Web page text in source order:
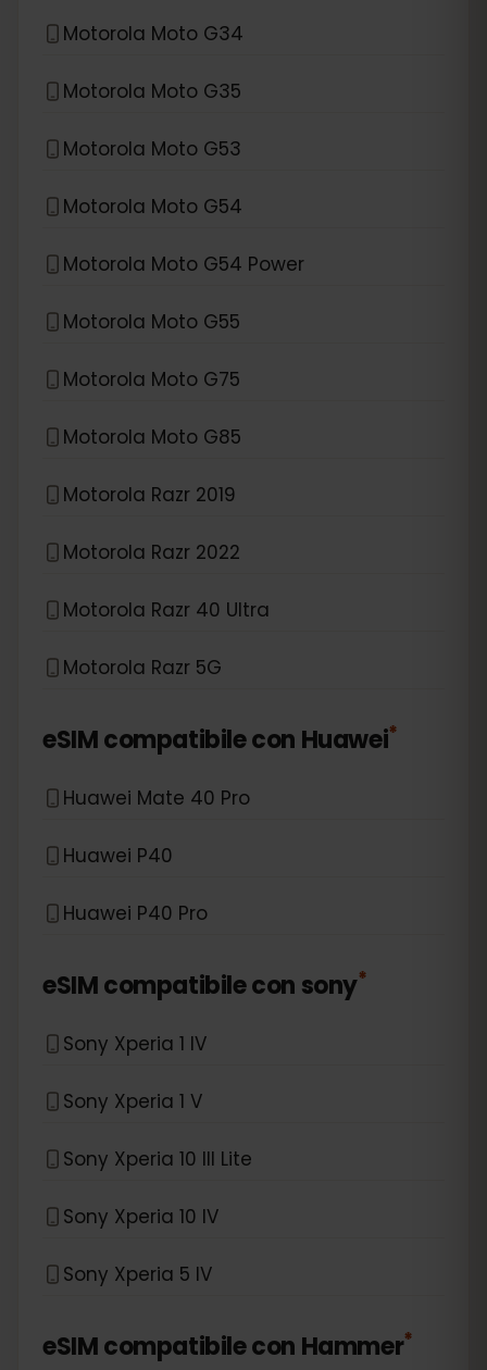
Motorola Moto G34
Motorola Moto G35
Motorola Moto G53
Motorola Moto G54
Motorola Moto G54 Power
Motorola Moto G55
Motorola Moto G75
Motorola Moto G85
Motorola Razr 2019
Motorola Razr 2022
Motorola Razr 40 Ultra
Motorola Razr 5G
eSIM compatibile con Huawei*
Huawei Mate 40 Pro
Huawei P40
Huawei P40 Pro
eSIM compatibile con sony*
Sony Xperia 1 IV
Sony Xperia 1 V
Sony Xperia 10 III Lite
Sony Xperia 10 IV
Sony Xperia 5 IV
eSIM compatibile con Hammer*